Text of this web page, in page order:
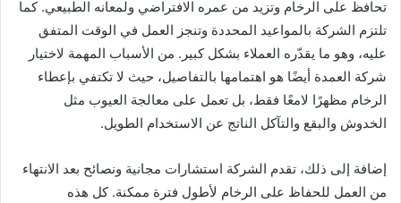
تحافظ على الرخام وتزيد من عمره الافتراضي ولمعانه الطبيعي. كما
تلتزم الشركة بالمواعيد المحددة وتنجز العمل في الوقت المتفق
عليه، وهو ما يقدّره العملاء بشكل كبير. من الأسباب المهمة لاختيار
شركة العمدة أيضًا هو اهتمامها بالتفاصيل، حيث لا تكتفي بإعطاء
الرخام مظهرًا لامعًا فقط، بل تعمل على معالجة العيوب مثل
الخدوش والبقع والتآكل الناتج عن الاستخدام الطويل.
إضافة إلى ذلك، تقدم الشركة استشارات مجانية ونصائح بعد الانتهاء
من العمل للحفاظ على الرخام لأطول فترة ممكنة. كل هذه